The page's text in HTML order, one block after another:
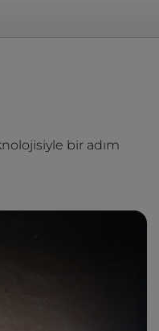
bir adım